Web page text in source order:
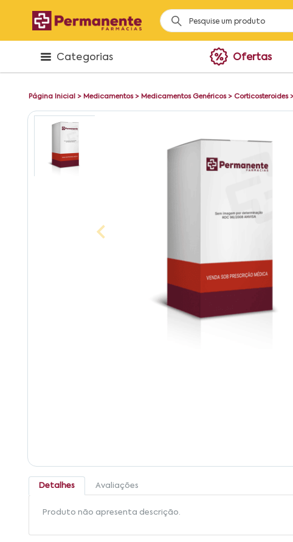
Categorias Ofertas
Página Inicial > Medicamentos> Medicamentos Genéricos> Corticosteroides
Detalhes Avaliações
Produto não apresenta descrição.